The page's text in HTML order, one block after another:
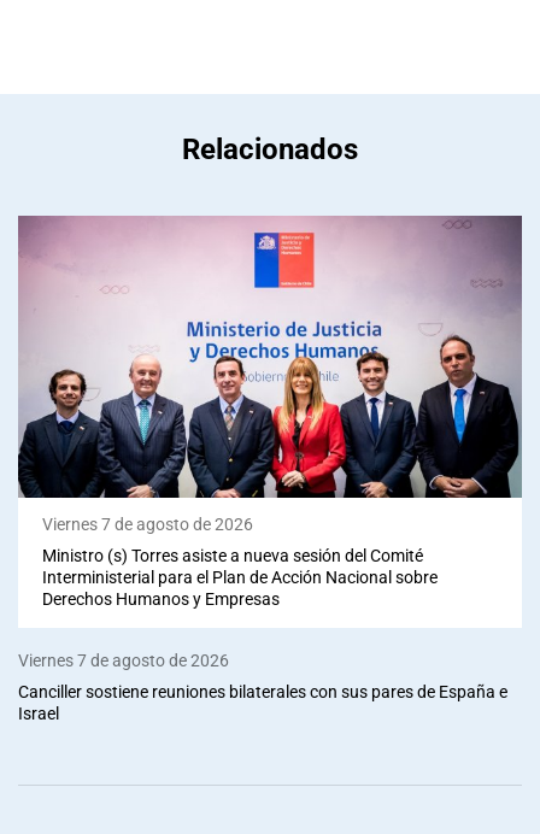
Relacionados
Viernes 7 de agosto de 2026
Ministro (s) Torres asiste a nueva sesión del Comité
Interministerial para el Plan de Acción Nacional sobre
Derechos Humanos y Empresas
Viernes 7 de agosto de 2026
Canciller sostiene reuniones bilaterales con sus pares de España e
Israel